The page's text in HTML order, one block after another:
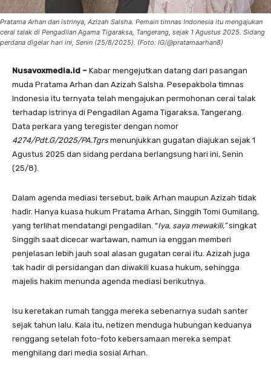
Pratama Arhan dan istrinya, Azizah Salsha. Pemain timnas Indonesia itu mengajukan
cerai talak di Pengadilan Agama Tigaraksa, Tangerang, sejak 1 Agustus 2025. Sidang
perdana digelar hari ini, Senin (25/8/2025). (Foto: IG/@pratamaarhan8)
Nusavoxmedia.id – Kabar mengejutkan datang dari pasangan
muda Pratama Arhan dan Azizah Salsha. Pesepakbola timnas
Indonesia itu ternyata telah mengajukan permohonan cerai talak
terhadap istrinya di Pengadilan Agama Tigaraksa, Tangerang.
Data perkara yang teregister dengan nomor
4274/Pdt.G/2025/PA.Tgrs menunjukkan gugatan diajukan sejak 1
Agustus 2025 dan sidang perdana berlangsung hari ini, Senin
(25/8).
Dalam agenda mediasi tersebut, baik Arhan maupun Azizah tidak
hadir. Hanya kuasa hukum Pratama Arhan, Singgih Tomi Gumilang,
yang terlihat mendatangi pengadilan. “Iya, saya mewakili,”singkat
Singgih saat dicecar wartawan, namun ia enggan memberi
penjelasan lebih jauh soal alasan gugatan cerai itu. Azizah juga
tak hadir di persidangan dan diwakili kuasa hukum, sehingga
majelis hakim menunda agenda mediasi berikutnya.
Isu keretakan rumah tangga mereka sebenarnya sudah santer
sejak tahun lalu. Kala itu, netizen menduga hubungan keduanya
renggang setelah foto-foto kebersamaan mereka sempat
menghilang dari media sosial Arhan.